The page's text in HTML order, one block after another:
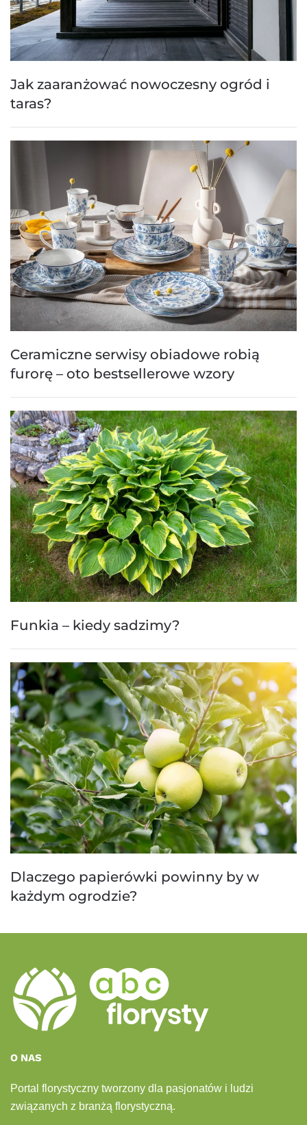
Jak zaaranżować nowoczesny ogród i
taras?
Ceramiczne serwisy obiadowe robią
furorę – oto bestsellerowe wzory
Funkia – kiedy sadzimy?
Dlaczego papierówki powinny by w
każdym ogrodzie?
O NAS
Portal florystyczny tworzony dla pasjonatów i ludzi
związanych z branżą florystyczną.